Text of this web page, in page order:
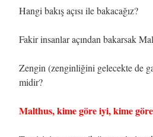
Hangi bakış açısı ile bakacağız?
Fakir insanlar açından bakarsak
Zengin (zenginliğini gelecekte de
midir?
Malthus, kime göre iyi, kime